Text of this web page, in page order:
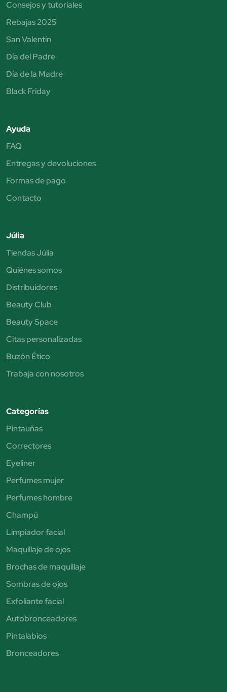
Consejos y tutoriales
Rebajas 2025
San Valentín
Día del Padre
Día de la Madre
Black Friday
Ayuda
FAQ
Entregas y devoluciones
Formas de pago
Contacto
Júlia
Tiendas Júlia
Quiénes somos
Distribuidores
Beauty Club
Beauty Space
Citas personalizadas
Buzón Ético
Trabaja con nosotros
Categorías
Pintauñas
Correctores
Eyeliner
Perfumes mujer
Perfumes hombre
Champú
Limpiador facial
Maquillaje de ojos
Brochas de maquillaje
Sombras de ojos
Exfoliante facial
Autobronceadores
Pintalabios
Bronceadores